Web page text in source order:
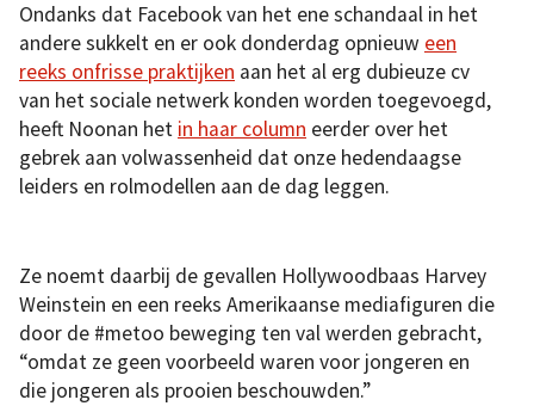
Ondanks dat Facebook van het ene schandaal in het
andere sukkelt en er ook donderdag opnieuw een
reeks onfrisse praktijken aan het al erg dubieuze cv
van het sociale netwerk konden worden toegevoegd,
heeft Noonan het in haar column eerder over het
gebrek aan volwassenheid dat onze hedendaagse
leiders en rolmodellen aan de dag leggen.
Ze noemt daarbij de gevallen Hollywoodbaas Harvey
Weinstein en een reeks Amerikaanse mediafiguren die
door de #metoo beweging ten val werden gebracht,
“omdat ze geen voorbeeld waren voor jongeren en
die jongeren als prooien beschouwden.”